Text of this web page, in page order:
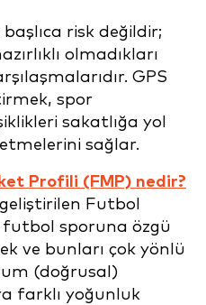
risk değildir;
olmadıkları
GPS
spor
sakatlığa yol
sağlar.
Profili (FMP) nedir?
Futbol
futbol sporuna özgü
ve bunları çok yönlü
(doğrusal)
farklı yoğunluk